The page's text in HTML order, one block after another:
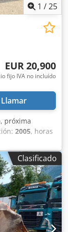
1 /25
EUR 20,900
fijo IVA no incluído
Llamar
, próxima
2005, horas
ruedas,
a 2026.
con 4485 cc
4
carga y
aire
Clasificado